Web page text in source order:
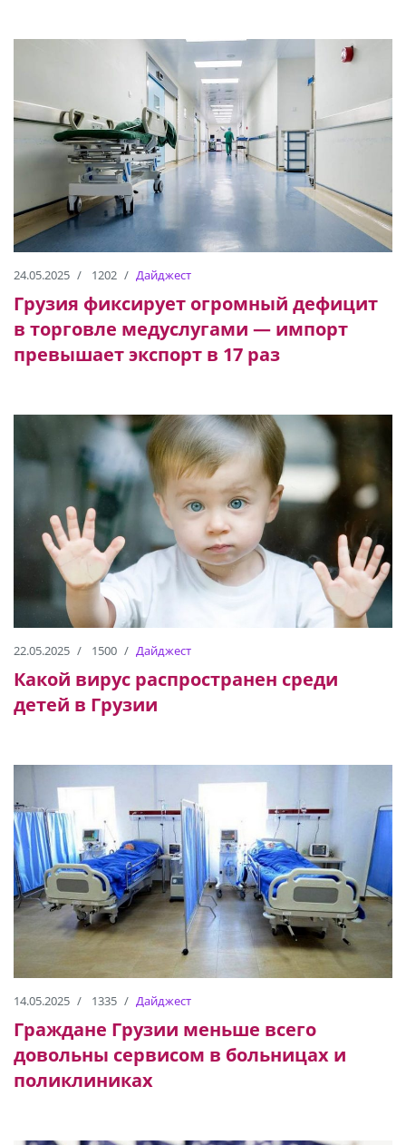
24.05.2025 1202 Дайджест
Грузия фиксирует огромный дефицит
в торговле медуслугами — импорт
превышает экспорт в 17 раз
22.05.2025 1500 Дайджест
Какой вирус распространен среди
детей в Грузии
14.05.2025 1335 Дайджест
Граждане Грузии меньше всего
довольны сервисом в больницах и
поликлиниках